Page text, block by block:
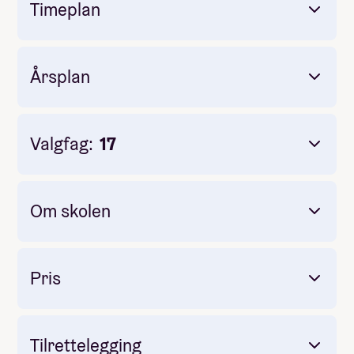
Måltider pr dag inkludert: 3
Timeplan
Årsplan
Valgfag: 17
Om skolen
Pris
Tilrettelegging